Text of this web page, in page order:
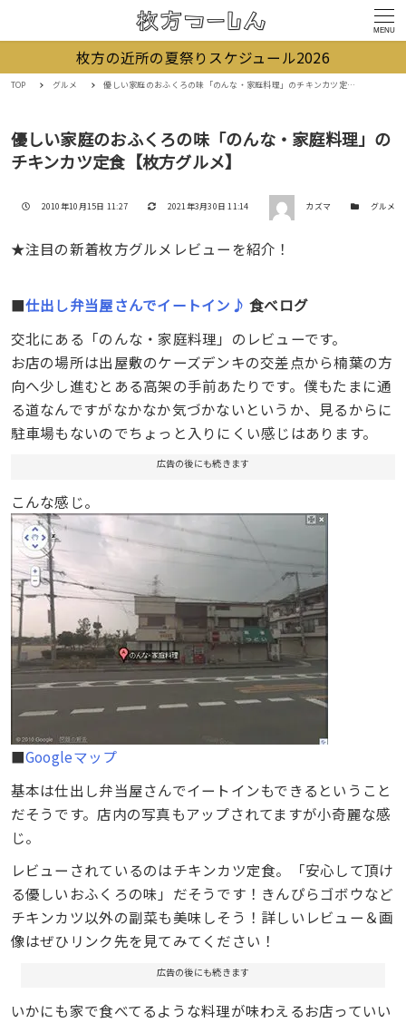
MENU
枚方の近所の夏祭りスケジュール2026
TOP グルメ 優しい家庭のおふくろの味「のんな・家庭料理」のチキンカツ定食【枚方グルメ】
優しい家庭のおふくろの味「のんな・家庭料理」の
チキンカツ定食【枚方グルメ】
投稿日
2010年10月15日 11:27 更新日
2021年3月30日 11:14 著者 カズマ カテゴリー
グルメ
★注目の新着枚方グルメレビューを紹介！
■仕出し弁当屋さんでイートイン♪ 食べログ
交北にある「のんな・家庭料理」のレビューです。
お店の場所は出屋敷のケーズデンキの交差点から楠葉の方
向へ少し進むとある高架の手前あたりです。僕もたまに通
る道なんですがなかなか気づかないというか、見るからに
駐車場もないのでちょっと入りにくい感じはあります。
広告の後にも続きます
こんな感じ。
■Googleマップ
基本は仕出し弁当屋さんでイートインもできるということ
だそうです。店内の写真もアップされてますが小奇麗な感
じ。
レビューされているのはチキンカツ定食。「安心して頂け
る優しいおふくろの味」だそうです！きんぴらゴボウなど
チキンカツ以外の副菜も美味しそう！詳しいレビュー＆画
像はぜひリンク先を見てみてください！
広告の後にも続きます
いかにも家で食べてるような料理が味わえるお店っていい